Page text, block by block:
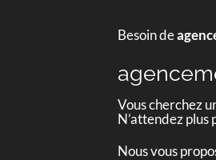
Besoin de
Vous cherchez
N’attendez
Nous vous